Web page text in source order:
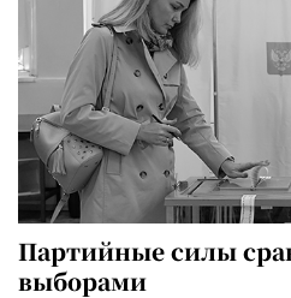
Партийные силы
выборами